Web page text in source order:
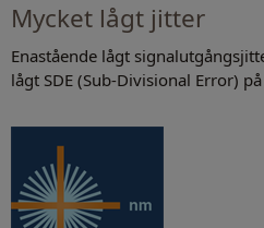
Mycket lågt jitter
Enastående lågt
lågt SDE (Sub-Divisional Error)